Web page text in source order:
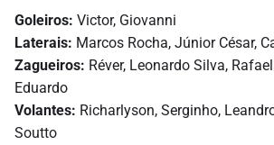
Goleiros: Victor, Giovanni
Laterais: Marcos Rocha, Júnior César,
Zagueiros: Réver, Leonardo Silva,
Eduardo
Volantes: Richarlyson, Serginho,
Soutto